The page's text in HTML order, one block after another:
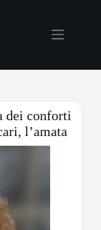
dei conforti
l’amata